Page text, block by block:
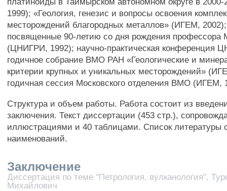
1999); «Геология, генезис и вопросы освоения
месторождений благородных металлов» (ИГЕМ,
посвященные 90-летию со дня рождения профессора
(ЦНИГРИ, 1992); научно-практическая конференция
годичное собрание ВМО РАН «Геологические и
критерии крупных и уникальных месторождений»
годичная сессия Московского отделения ВМО (ИГЕМ,
Структура и объем работы. Работа состоит из
заключения. Текст диссертации (453 стр.),
иллюстрациями и 40 таблицами. Список литературы
наименований.
Заключение
Диссертация по теме "Петрология, вулканология",
Михайлович